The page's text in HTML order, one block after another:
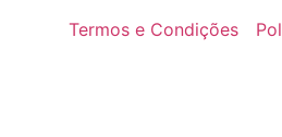
Termos e Condições